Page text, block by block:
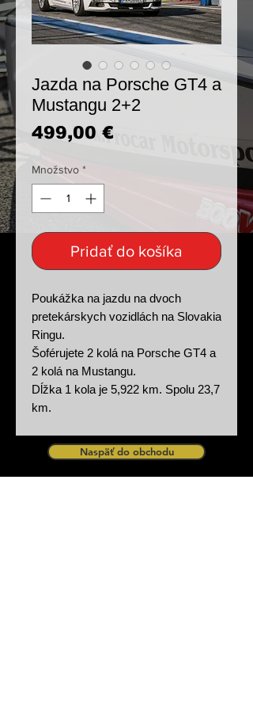
Jazda na Porsche GT4 a
Mustangu 2+2
499,00 €Price
Množstvo *
Pridať do košíka
Poukážka na jazdu na dvoch
pretekárskych vozidlách na Slovakia
Ringu.
Šoférujete 2 kolá na Porsche GT4 a
2 kolá na Mustangu.
Dĺžka 1 kola je 5,922 km. Spolu 23,7
km.
Naspäť do obchodu